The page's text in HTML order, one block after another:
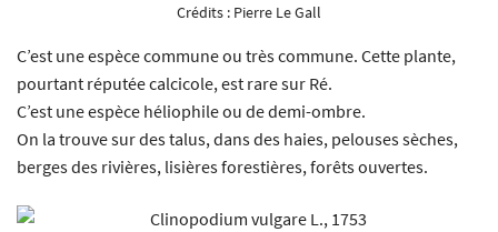
Crédits : Pierre Le Gall
C’est une espèce commune ou très commune. Cette plante,
pourtant réputée calcicole, est rare sur Ré.
C’est une espèce héliophile ou de demi-ombre.
On la trouve sur des talus, dans des haies, pelouses sèches,
berges des rivières, lisières forestières, forêts ouvertes.